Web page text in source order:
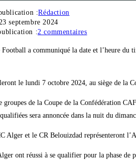
:Rédaction
septembre 2024
:2 commentaires
a communiqué la date et l’heure du
le lundi 7 octobre 2024, au siège de
groupes de la Coupe de la Confédération
sera annoncée dans la nuit du
Alger et le CR Belouizdad représenteront
ont réussi à se qualifier pour la phase de